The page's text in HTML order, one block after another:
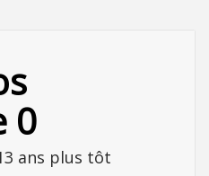
0
ans plus tôt